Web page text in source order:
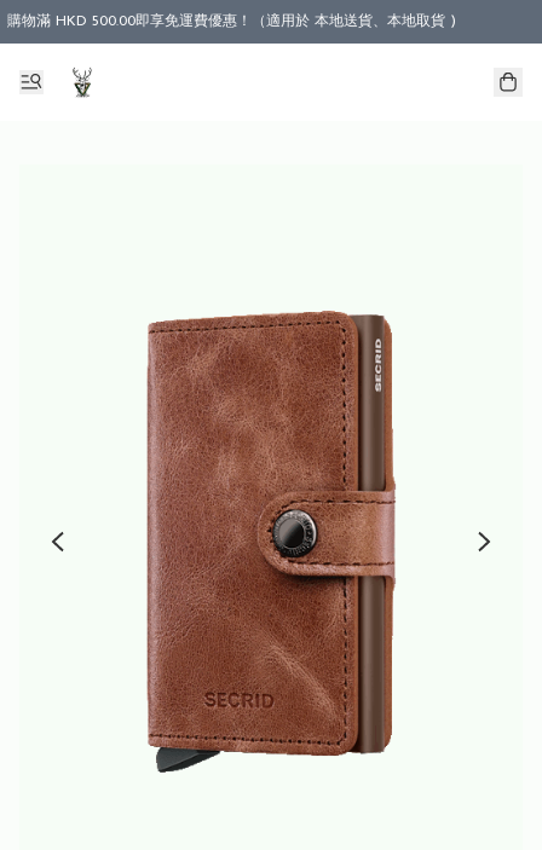
購物滿 HKD 500.00即享免運費優惠！（適用於 本地送貨、本地取貨 )